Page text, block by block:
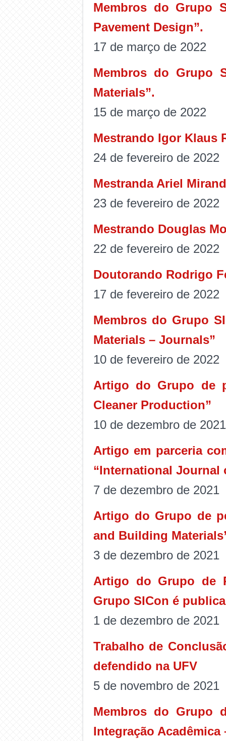
Membros do Grupo
Pavement Design”.
17 de março de 2022
Membros do Grupo
Materials”.
15 de março de 2022
Mestrando Igor Klaus
24 de fevereiro de 2022
Mestranda Ariel
23 de fevereiro de 2022
Mestrando Douglas
22 de fevereiro de 2022
Doutorando Rodrigo
17 de fevereiro de 2022
Membros do Grupo
Materials – Journals”
10 de fevereiro de 2022
Artigo do Grupo de
Cleaner Production”
10 de dezembro de 2021
Artigo em parceria
“International Journal
7 de dezembro de 2021
Artigo do Grupo de
and Building
3 de dezembro de 2021
Artigo do Grupo de
Grupo SICon é
1 de dezembro de 2021
Trabalho de
defendido na UFV
5 de novembro de 2021
Membros do Grupo
Integração Acadêmica